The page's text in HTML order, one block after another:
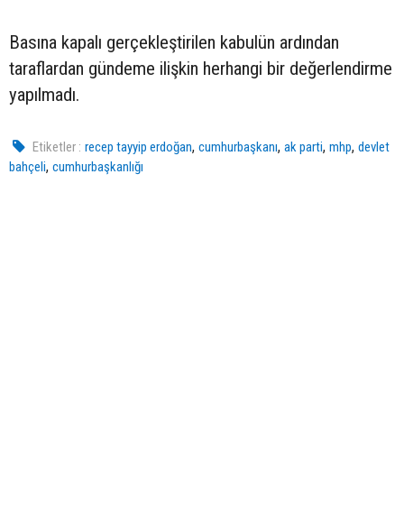
Basına kapalı gerçekleştirilen kabulün ardından
taraflardan gündeme ilişkin herhangi bir değerlendirme
yapılmadı.
Etiketler : recep tayyip erdoğan,cumhurbaşkanı,ak parti,mhp,devlet
bahçeli, cumhurbaşkanlığı